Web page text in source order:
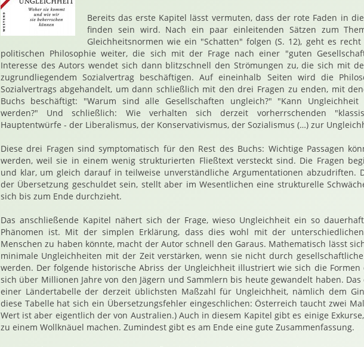
Bereits das erste Kapitel lässt vermuten, dass der rote Faden in
finden sein wird. Nach ein paar einleitenden Sätzen zum
Gleichheitsnormen wie ein "Schatten" folgen (S. 12), geht es
politischen Philosophie weiter, die sich mit der Frage nach einer "guten
Interesse des Autors wendet sich dann blitzschnell den Strömungen zu, die sich mit
zugrundliegendem Sozialvertrag beschäftigen. Auf eineinhalb Seiten wird die
Sozialvertrags abgehandelt, um dann schließlich mit den drei Fragen zu enden, mit
Buchs beschäftigt: "Warum sind alle Gesellschaften ungleich?" "Kann
werden?" Und schließlich: Wie verhalten sich derzeit vorherrschenden
Hauptentwürfe - der Liberalismus, der Konservativismus, der Sozialismus (…) zur
Diese drei Fragen sind symptomatisch für den Rest des Buchs: Wichtige Passagen
werden, weil sie in einem wenig strukturierten Fließtext versteckt sind. Die Fragen
und klar, um gleich darauf in teilweise unverständliche Argumentationen abzudriften.
der Übersetzung geschuldet sein, stellt aber im Wesentlichen eine strukturelle
sich bis zum Ende durchzieht.
Das anschließende Kapitel nähert sich der Frage, wieso Ungleichheit ein so
Phänomen ist. Mit der simplen Erklärung, dass dies wohl mit der
Menschen zu haben könnte, macht der Autor schnell den Garaus. Mathematisch lässt
minimale Ungleichheiten mit der Zeit verstärken, wenn sie nicht durch
werden. Der folgende historische Abriss der Ungleichheit illustriert wie sich die Formen
sich über Millionen Jahre von den Jägern und Sammlern bis heute gewandelt haben.
einer Ländertabelle der derzeit üblichsten Maßzahl für Ungleichheit, nämlich dem
diese Tabelle hat sich ein Übersetzungsfehler eingeschlichen: Österreich taucht zwei
Wert ist aber eigentlich der von Australien.) Auch in diesem Kapitel gibt es einige
zu einem Wollknäuel machen. Zumindest gibt es am Ende eine gute Zusammenfassung.